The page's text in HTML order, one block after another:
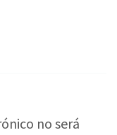
no será